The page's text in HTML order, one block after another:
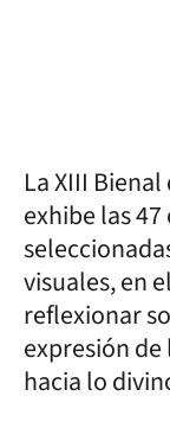
La XIII
exhibe las
visuales, en
reflexionar
expresión
hacia lo